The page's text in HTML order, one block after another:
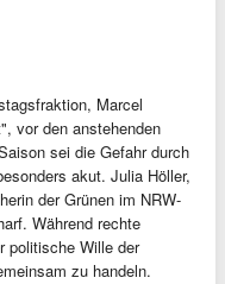
Marcel
vor den anstehenden
sei die Gefahr durch
akut. Julia Höller,
der Grünen im NRW-
Während rechte
politische Wille der
zu handeln.